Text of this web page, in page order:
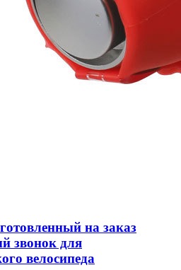
на заказ
звонок для
велосипеда